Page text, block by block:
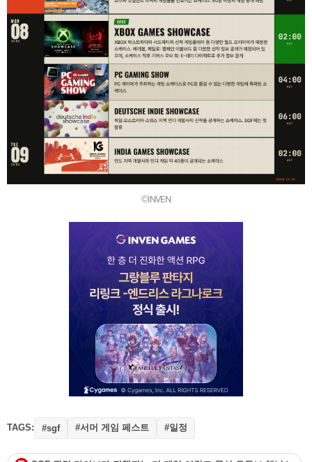
©INVEN
TAGS: #sgf #서머 게임 페스트 #일정